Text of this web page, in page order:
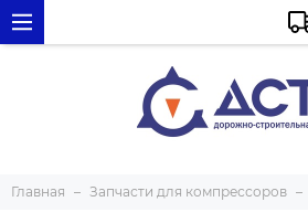
Главная Запчасти для компрессоров